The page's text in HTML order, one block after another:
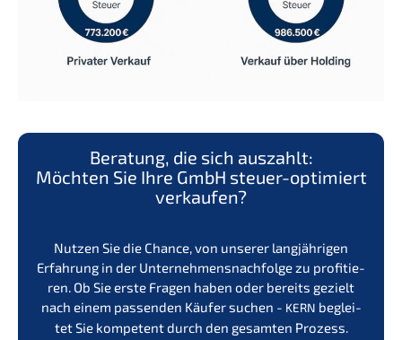
Beratung, die sich auszahlt:
Möchten Sie Ihre GmbH steuer-optimiert
verkaufen?
Nutzen Sie die Chance, von unserer langjäh­ri­gen
Erfah­rung in der Unternehmens­nachfolge zu profi­tie­
ren. Ob Sie erste Fragen haben oder bereits gezielt
nach einem passen­den Käufer suchen - KERN beglei­
tet Sie kompe­tent durch den gesam­ten Prozess.